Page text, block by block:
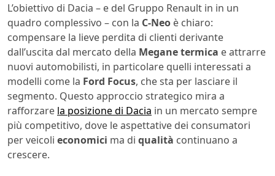
L’obiettivo di Dacia – e del Gruppo Renault in in un
quadro complessivo – con la C-Neo è chiaro:
compensare la lieve perdita di clienti derivante
dall’uscita dal mercato della Megane termica e attrarre
nuovi automobilisti, in particolare quelli interessati a
modelli come la Ford Focus, che sta per lasciare il
segmento. Questo approccio strategico mira a
rafforzare la posizione di Dacia in un mercato sempre
più competitivo, dove le aspettative dei consumatori
per veicoli economici ma di qualità continuano a
crescere.